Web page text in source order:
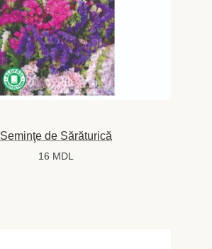
Seminţe de Sărăturică
16 MDL